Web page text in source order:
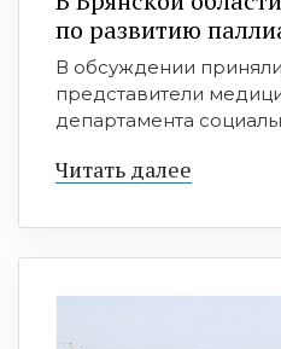
по развитию
В обсуждении приняли
представители
департамента
Читать далее